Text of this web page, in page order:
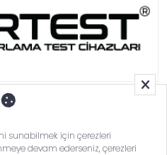
sunabilmek için çerezleri
devam ederseniz, çerezleri
SAN.TİC.A.Ş.